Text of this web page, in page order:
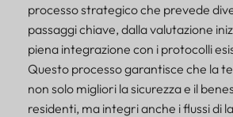
processo strategico che prevede
passaggi chiave, dalla valutazione
piena integrazione con i protocolli
Questo processo garantisce che la
non solo migliori la sicurezza e il
residenti, ma integri anche i flussi di